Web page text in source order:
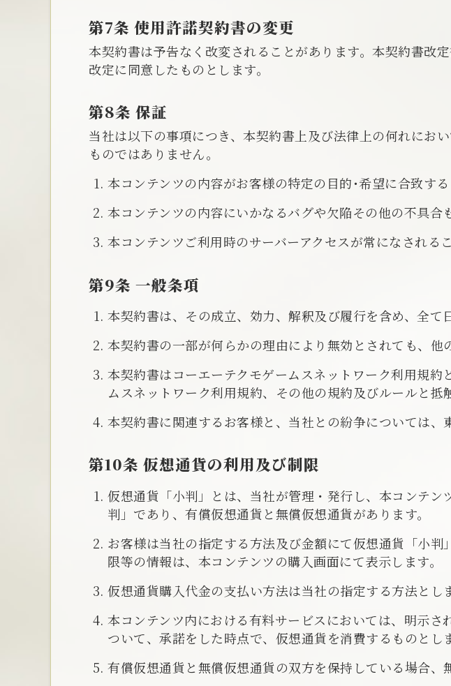
第7条 使用許諾契約書の変更
本契約書は予告なく改変されることがあります。本契約書改
改定に同意したものとします。
第8条 保証
当社は以下の事項につき、本契約書上及び法律上の何れにお
ものではありません。
本コンテンツの内容がお客様の特定の目的･希望に合致する
本コンテンツの内容にいかなるバグや欠陥その他の不具合
本コンテンツご利用時のサーバーアクセスが常になされるこ
第9条 一般条項
本契約書は、その成立、効力、解釈及び履行を含め、全て
本契約書の一部が何らかの理由により無効とされても、他
本契約書はコーエーテクモゲームスネットワーク利用規
ムスネットワーク利用規約、その他の規約及びルールと抵
本契約書に関連するお客様と、当社との紛争については、
第10条 仮想通貨の利用及び制限
仮想通貨「小判」とは、当社が管理・発行し、本コンテ
判」であり、有償仮想通貨と無償仮想通貨があります。
お客様は当社の指定する方法及び金額にて仮想通貨「小
限等の情報は、本コンテンツの購入画面にて表示します。
仮想通貨購入代金の支払い方法は当社の指定する方法とし
本コンテンツ内における有料サービスにおいては、明示
ついて、承諾をした時点で、仮想通貨を消費するものとし
有償仮想通貨と無償仮想通貨の双方を保持している場合、